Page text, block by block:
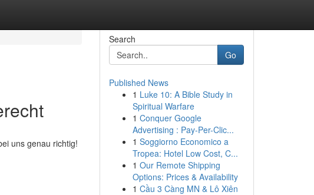
uns genau richtig!
Search
Go
Published News
1 Luke 10: A Bible Study in
Spiritual Warfare
1 Conquer Google
Advertising : Pay-Per-Clic...
1 Soggiorno Economico a
Tropea: Hotel Low Cost, C...
1 Our Remote Shipping
Options: Prices & Availability
1 Cầu 3 Càng MN & Lô Xiên